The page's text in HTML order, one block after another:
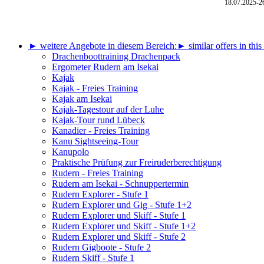
18.07.2025-
► weitere Angebote in diesem Bereich: ► similar offers in this
Drachenboottraining Drachenpack
Ergometer Rudern am Isekai
Kajak
Kajak - Freies Training
Kajak am Isekai
Kajak-Tagestour auf der Luhe
Kajak-Tour rund Lübeck
Kanadier - Freies Training
Kanu Sightseeing-Tour
Kanupolo
Praktische Prüfung zur Freiruderberechtigung
Rudern - Freies Training
Rudern am Isekai - Schnuppertermin
Rudern Explorer - Stufe 1
Rudern Explorer und Gig - Stufe 1+2
Rudern Explorer und Skiff - Stufe 1
Rudern Explorer und Skiff - Stufe 1+2
Rudern Explorer und Skiff - Stufe 2
Rudern Gigboote - Stufe 2
Rudern Skiff - Stufe 1